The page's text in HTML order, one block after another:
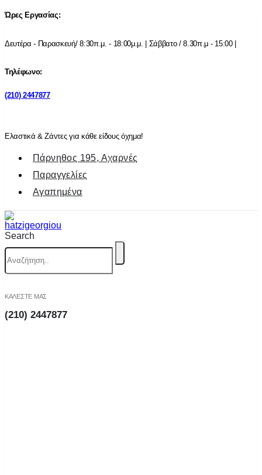
Ώρες Εργασίας:
Δευτέρα - Παρασκευή/ 8:30π.μ. - 18:00μ.μ. | Σάββατο / 8.30π.μ - 15:00 |
Τηλέφωνο:
(210) 2447877
Ελαστικά & Ζάντες για κάθε είδους όχημα!
Πάρνηθος 195, Αχαρνές
Παραγγελίες
Αγαπημένα
Search
ΚΑΛΕΣΤΕ ΜΑΣ
(210) 2447877